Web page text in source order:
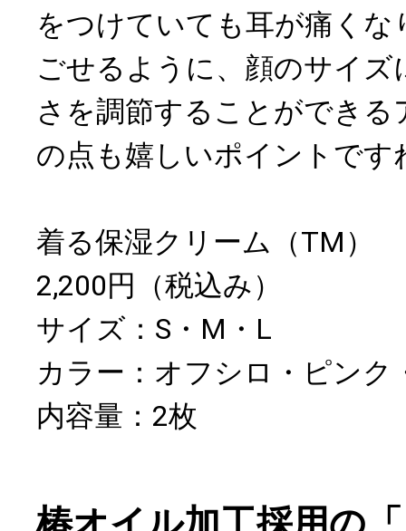
をつけていても耳が痛くな
ごせるように、顔のサイズ
さを調節することができる
の点も嬉しいポイントです
着る保湿クリーム（TM）
2,200円（税込み）
サイズ：S・M・L
カラー：オフシロ・ピンク
内容量：2枚